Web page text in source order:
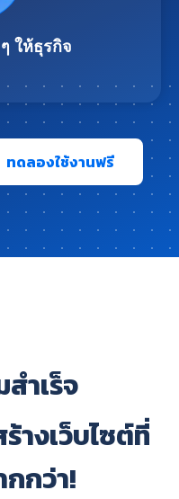
ให้ธุรกิจ
ทดลองใช้งานฟรี
ำเร็จ
งเว็บไซต์ที่
กว่า!